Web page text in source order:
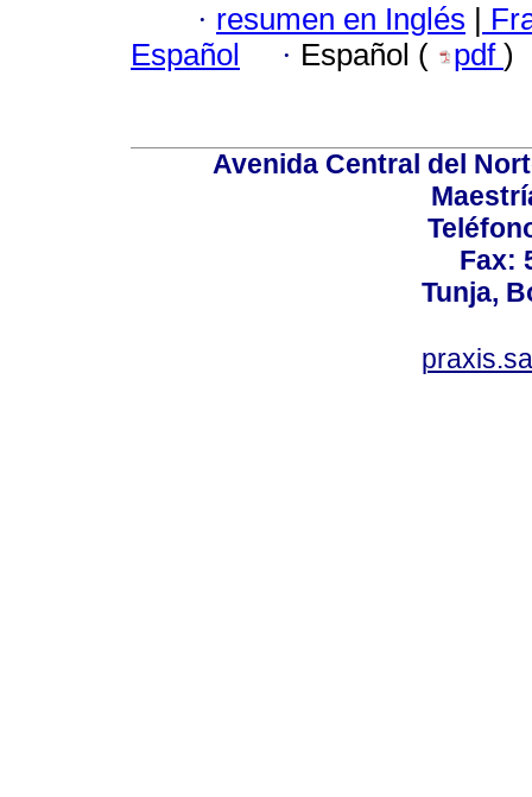
· resumen en Inglés |
Español
· Español ( pdf )
Avenida Central del
Fax:
Tunja,